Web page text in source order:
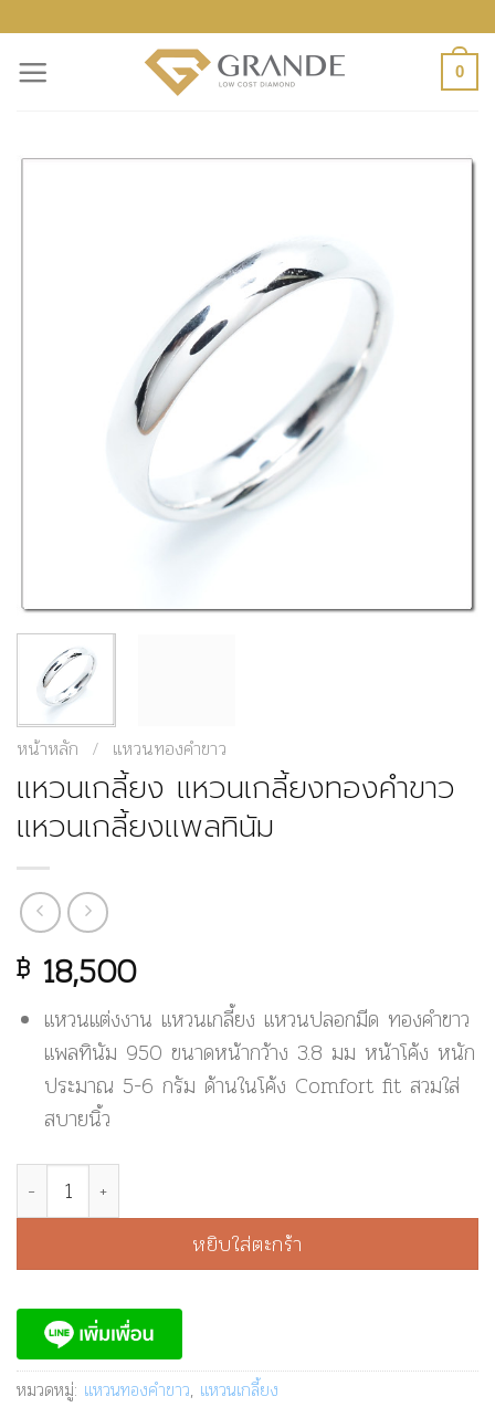
ยัง
0
หน้าหลัก / แหวนทองคำขาว
แหวนเกลี้ยง แหวนเกลี้ยงทองคำขาว
แหวนเกลี้ยงแพลทินัม
฿ 18,500
แหวนแต่งงาน แหวนเกลี้ยง แหวนปลอกมีด ทองคำขาว
แพลทินัม 950 ขนาดหน้ากว้าง 3.8 มม หน้าโค้ง หนัก
ประมาณ 5-6 กรัม ด้านในโค้ง Comfort fit สวมใส่
สบายนิ้ว
จำนวน แหวนเกลี้ยง แหวนเกลี้ยงทองคำขาว แหวนเกลี้ยงแพลทิ
หยิบใส่ตะกร้า
หมวดหมู่: แหวนทองคำขาว, แหวนเกลี้ยง